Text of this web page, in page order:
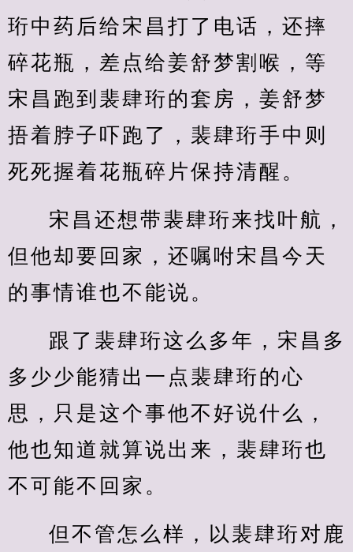
珩中药后给宋昌打了电话，还摔
碎花瓶，差点给姜舒梦割喉，等
宋昌跑到裴肆珩的套房，姜舒梦
捂着脖子吓跑了，裴肆珩手中则
死死握着花瓶碎片保持清醒。
宋昌还想带裴肆珩来找叶航，
但他却要回家，还嘱咐宋昌今天
的事情谁也不能说。
跟了裴肆珩这么多年，宋昌多
多少少能猜出一点裴肆珩的心
思，只是这个事他不好说什么，
他也知道就算说出来，裴肆珩也
不可能不回家。
但不管怎么样，以裴肆珩对鹿